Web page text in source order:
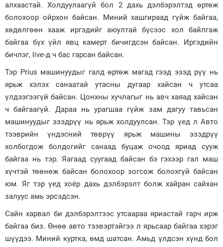
алхаастай. Холдуулаагүй бол 2 дахь дэлбэрэлтэд өртөж
болохоор ойрхон байсан. Миний хашгираад гүйж байгаа,
хөдөлгөөн хааж иргэдийг аюултай бүсээс хол байлгаж
байгаа бүх үйл явц камерт бичигдсэн байсан. Иргэдийн
бичлэг, live-д ч бас гарсан байсан.
Тэр Prius машинуудыг галд өртөж магад гээд эзэд рүү нь
ярьж хэлэх санаатай утасны дугаар хайсан ч утсаа
үлдээгээгүй байсан. Цонхны хучлагыг нь авч хаяад хайсан
ч байгаагүй. Дараа нь урагшаа гүйж зам дагуу тавьсан
машинуудыг эзэдрүү нь ярьж холдуулсан. Тэр үед л Авто
тээврийн үндэсний төврүү ярьж машины эзэдрүү
холбогдож болдогийг санаад буцаж очоод яриад сууж
байгаа нь тэр. Яагаад суугаад байсан бэ гэхээр гал маш
хүчтэй төөнөж байсан болохоор зогсож болохгүй байсан
юм. Яг тэр үед хоёр дахь дэлбэрэлт болж хайран сайхан
залуус амь эрсэдсэн.
Сайн харвал би дэлбэрэлтээс утсаараа яриастай гарч ирж
байгаа биз. Өнөө авто тээвэртэйгээ л ярьсаар байгаа хэрэг
шүүдээ. Миний куртка, өмд шатсан. Амьд үлдсэн хүнд бол